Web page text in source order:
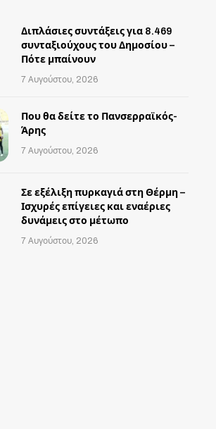
Διπλάσιες συντάξεις για 8.469
συνταξιούχους του Δημοσίου –
Πότε μπαίνουν
7 Αυγούστου, 2026
Που θα δείτε το Πανσερραϊκός-
Άρης
7 Αυγούστου, 2026
Σε εξέλιξη πυρκαγιά στη Θέρμη –
Ισχυρές επίγειες και εναέριες
δυνάμεις στο μέτωπο
7 Αυγούστου, 2026